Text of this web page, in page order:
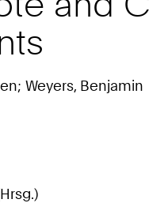
Weyers, Benjamin